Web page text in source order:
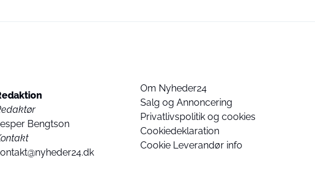
Bengtson
Om Nyheder24
Salg og Annoncering
Privatlivspolitik og cookies
Cookiedeklaration
Cookie Leverandør info